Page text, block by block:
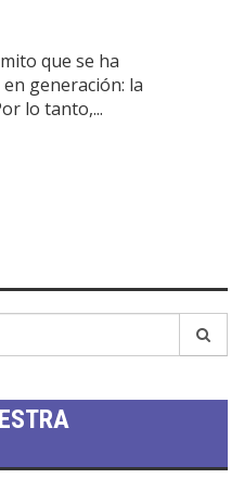
que se ha
generación: la
lo tanto,...